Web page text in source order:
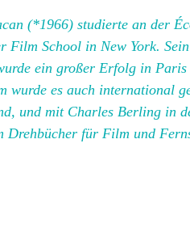
(*1966) studierte an der
Film School in New York.
ein großer Erfolg in
wurde es auch international
und mit Charles Berling in
Drehbücher für Film und